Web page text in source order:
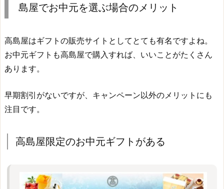
島屋でお中元を選ぶ場合のメリット
高島屋はギフトの販売サイトとしてとても有名ですよね。
お中元ギフトも高島屋で購入すれば、いいことがたくさん
あります。
早期割引がないですが、キャンペーン以外のメリットにも
注目です。
高島屋限定のお中元ギフトがある